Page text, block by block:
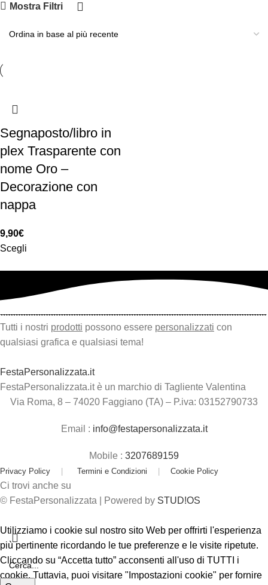
Mostra Filtri
Segnaposto/libro in
plex Trasparente con
nome Oro –
Decorazione con
nappa
9,90€
Scegli
Tutti i nostri prodotti possono essere personalizzati con
qualsiasi grafica e qualsiasi tema!
FestaPersonalizzata.it
FestaPersonalizzata.it è un marchio di Tagliente Valentina
Via Roma, 8 – 74020 Faggiano (TA) – P.iva: 03152790733
Email : info@festapersonalizzata.it
Mobile : 3207689159
Privacy Policy | Termini e Condizioni | Cookie Policy
Ci trovi anche su
© FestaPersonalizzata | Powered by STUD!OS
Utilizziamo i cookie sul nostro sito Web per offrirti l'esperienza
più pertinente ricordando le tue preferenze e le visite ripetute.
Cliccando su “Accetta tutto” acconsenti all'uso di TUTTI i
cookie. Tuttavia, puoi visitare "Impostazioni cookie" per fornire